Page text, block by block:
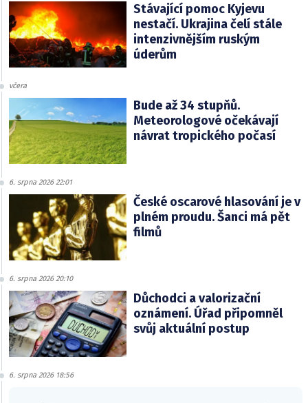
Stávající pomoc Kyjevu
nestačí. Ukrajina čelí stále
intenzivnějším ruským
úderům
včera
Bude až 34 stupňů.
Meteorologové očekávají
návrat tropického počasí
6. srpna 2026 22:01
České oscarové hlasování je v
plném proudu. Šanci má pět
filmů
6. srpna 2026 20:10
Důchodci a valorizační
oznámení. Úřad připomněl
svůj aktuální postup
6. srpna 2026 18:56